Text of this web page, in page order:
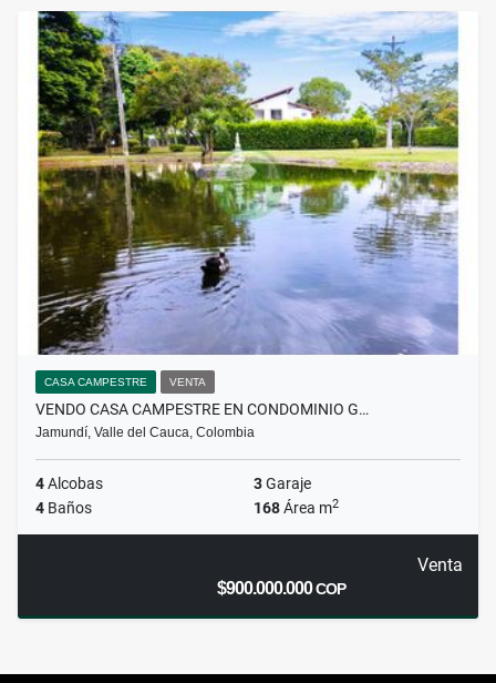
CASA CAMPESTRE VENTA
VENDO CASA CAMPESTRE EN CONDOMINIO G…
Jamundí, Valle del Cauca, Colombia
4Alcobas 3Garaje
4 Baños 168Área m2
Venta
$900.000.000COP